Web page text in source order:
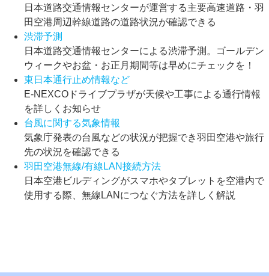
日本道路交通情報センターが運営する主要高速道路・羽
田空港周辺幹線道路の道路状況が確認できる
渋滞予測
日本道路交通情報センターによる渋滞予測。ゴールデン
ウィークやお盆・お正月期間等は早めにチェックを！
東日本通行止め情報など
E-NEXCOドライブプラザが天候や工事による通行情報
を詳しくお知らせ
台風に関する気象情報
気象庁発表の台風などの状況が把握でき羽田空港や旅行
先の状況を確認できる
羽田空港無線/有線LAN接続方法
日本空港ビルディングがスマホやタブレットを空港内で
使用する際、無線LANにつなぐ方法を詳しく解説